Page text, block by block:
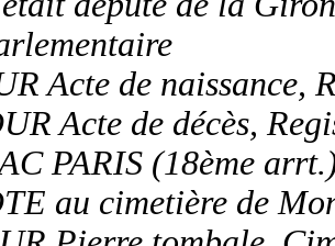
Acte de
Acte de décès,
PARIS (18ème
au cimetière de